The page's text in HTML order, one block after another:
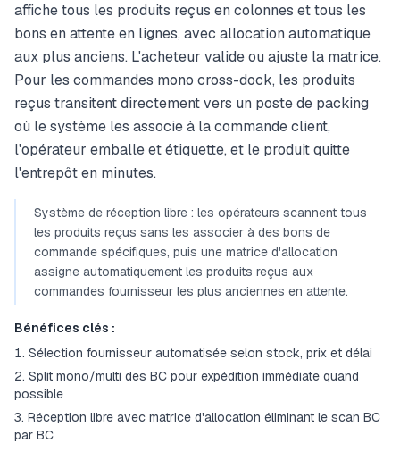
affiche tous les produits reçus en colonnes et tous les
bons en attente en lignes, avec allocation automatique
aux plus anciens. L'acheteur valide ou ajuste la matrice.
Pour les commandes mono cross-dock, les produits
reçus transitent directement vers un poste de packing
où le système les associe à la commande client,
l'opérateur emballe et étiquette, et le produit quitte
l'entrepôt en minutes.
Système de réception libre : les opérateurs scannent tous
les produits reçus sans les associer à des bons de
commande spécifiques, puis une matrice d'allocation
assigne automatiquement les produits reçus aux
commandes fournisseur les plus anciennes en attente.
Bénéfices clés :
Sélection fournisseur automatisée selon stock, prix et délai
Split mono/multi des BC pour expédition immédiate quand
possible
Réception libre avec matrice d'allocation éliminant le scan BC
par BC